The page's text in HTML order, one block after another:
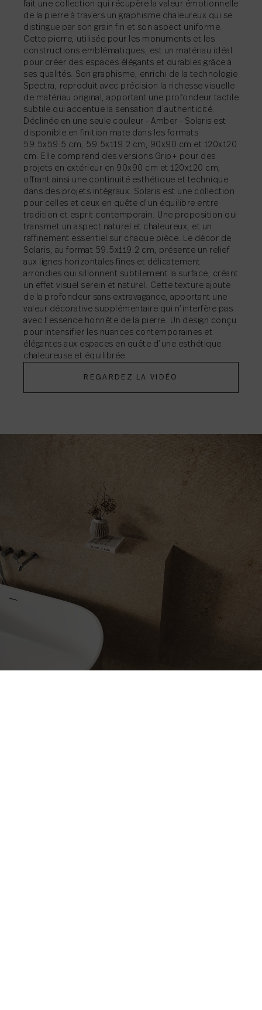
PARTAGER→
PARTAGER→
PARTAGER →
fait une collection qui récupère la valeur émotionnelle
de la pierre à travers un graphisme chaleureux qui se
distingue par son grain fin et son aspect uniforme.
Cette pierre, utilisée pour les monuments et les
constructions emblématiques, est un matériau idéal
pour créer des espaces élégants et durables grâce à
ses qualités. Son graphisme, enrichi de la technologie
Spectra, reproduit avec précision la richesse visuelle
de matériau original, apportant une profondeur tactile
subtile qui accentue la sensation d’authenticité.
Déclinée en une seule couleur - Amber - Solaris est
disponible en finition mate dans les formats
59.5x59.5 cm, 59.5x119.2 cm, 90x90 cm et 120x120
cm. Elle comprend des versions Grip+ pour des
projets en extérieur en 90x90 cm et 120x120 cm,
offrant ainsi une continuité esthétique et technique
dans des projets intégraux. Solaris est une collection
pour celles et ceux en quête d’un équilibre entre
tradition et esprit contemporain. Une proposition qui
transmet un aspect naturel et chaleureux, et un
raffinement essentiel sur chaque pièce. Le décor de
Solaris, au format 59.5x119.2 cm, présente un relief
aux lignes horizontales fines et délicatement
arrondies qui sillonnent subtilement la surface, créant
un effet visuel serein et naturel. Cette texture ajoute
de la profondeur sans extravagance, apportant une
valeur décorative supplémentaire qui n’interfère pas
avec l’essence honnête de la pierre. Un design conçu
pour intensifier les nuances contemporaines et
élégantes aux espaces en quête d’une esthétique
chaleureuse et équilibrée.
REGARDEZ LA VIDÉO